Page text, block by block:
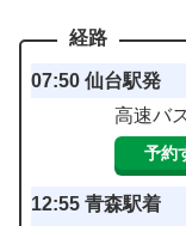
07:50 仙台駅発
高速バ
予約
12:55 青森駅着